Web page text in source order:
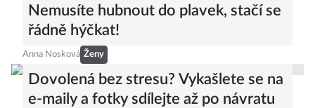
Nemusíte hubnout do plavek, stačí se
řádně hýčkat!
Anna Nosková Ženy
Dovolená bez stresu? Vykašlete se na
e-maily a fotky sdílejte až po návratu